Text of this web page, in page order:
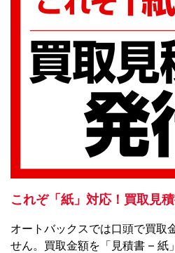
これぞ「紙」対応！買取見積
オートバックスでは口頭で買取
せん。買取金額を「見積書 – 紙